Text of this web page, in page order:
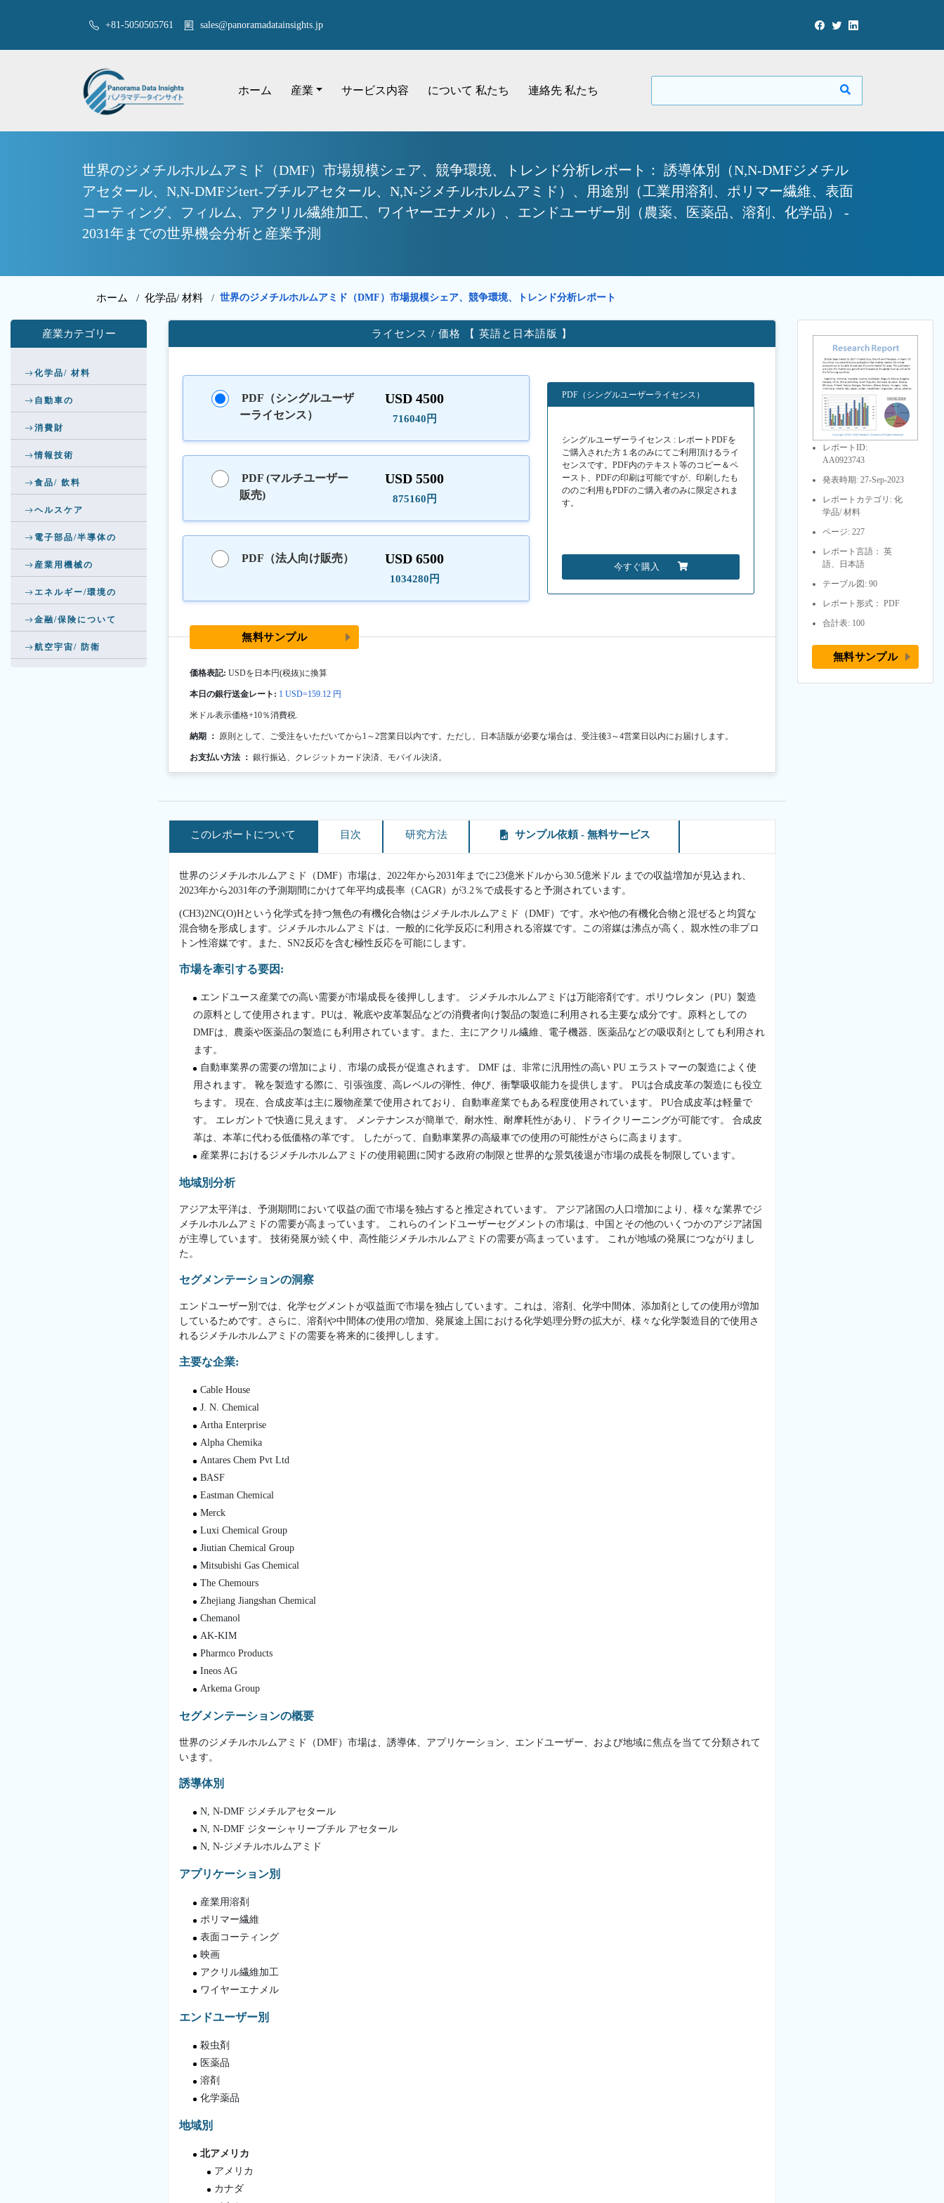
+81-5050505761 sales@panoramadatainsights.jp
ホーム 産業 サービス内容 について 私たち 連絡先 私たち
世界のジメチルホルムアミド（DMF）市場規模シェア、競争環境、トレンド分析レポート： 誘導体別（N,N-DMFジメチル
アセタール、N,N-DMFジtert-ブチルアセタール、N,N-ジメチルホルムアミド）、用途別（工業用溶剤、ポリマー繊維、表面
コーティング、フィルム、アクリル繊維加工、ワイヤーエナメル）、エンドユーザー別（農薬、医薬品、溶剤、化学品） -
2031年までの世界機会分析と産業予測
ホーム / 化学品/ 材料 / 世界のジメチルホルムアミド（DMF）市場規模シェア、競争環境、トレンド分析レポート
産業カテゴリー
化学品/ 材料
自動車の
消費財
情報技術
食品/ 飲料
ヘルスケア
電子部品/半導体の
産業用機械の
エネルギー/環境の
金融/保険について
航空宇宙/ 防衛
ライセンス / 価格 【 英語と日本語版 】
PDF（シングルユーザ
ーライセンス）
USD 4500
716040円
PDF (マルチユーザー
販売)
USD 5500
875160円
PDF（法人向け販売） USD 6500
1034280円
PDF（シングルユーザーライセンス）
シングルユーザーライセンス : レポートPDFを
ご購入された方１名のみにてご利用頂けるライ
センスです。PDF内のテキスト等のコピー＆ペ
ースト、PDFの印刷は可能ですが、印刷したも
ののご利用もPDFのご購入者のみに限定されま
す。
今すぐ購入
無料サンプル
価格表記: USDを日本円(税抜)に換算
本日の銀行送金レート: 1 USD=159.12 円
米ドル表示価格+10％消費税.
納期 ： 原則として、ご受注をいただいてから1～2営業日以内です。ただし、日本語版が必要な場合は、受注後3～4営業日以内にお届けします。
お支払い方法 ： 銀行振込、クレジットカード決済、モバイル決済。
このレポートについて 目次 研究方法 サンプル依頼 - 無料サービス
世界のジメチルホルムアミド（DMF）市場は、2022年から2031年までに23億米ドルから30.5億米ドル までの収益増加が見込まれ、
2023年から2031年の予測期間にかけて年平均成長率（CAGR）が3.2％で成長すると予測されています。
(CH3)2NC(O)Hという化学式を持つ無色の有機化合物はジメチルホルムアミド（DMF）です。水や他の有機化合物と混ぜると均質な
混合物を形成します。ジメチルホルムアミドは、一般的に化学反応に利用される溶媒です。この溶媒は沸点が高く、親水性の非プロ
トン性溶媒です。また、SN2反応を含む極性反応を可能にします。
市場を牽引する要因:
エンドユース産業での高い需要が市場成長を後押しします。 ジメチルホルムアミドは万能溶剤です。ポリウレタン（PU）製造
の原料として使用されます。PUは、靴底や皮革製品などの消費者向け製品の製造に利用される主要な成分です。原料としての
DMFは、農薬や医薬品の製造にも利用されています。また、主にアクリル繊維、電子機器、医薬品などの吸収剤としても利用され
ます。
自動車業界の需要の増加により、市場の成長が促進されます。 DMF は、非常に汎用性の高い PU エラストマーの製造によく使
用されます。 靴を製造する際に、引張強度、高レベルの弾性、伸び、衝撃吸収能力を提供します。 PUは合成皮革の製造にも役立
ちます。 現在、合成皮革は主に履物産業で使用されており、自動車産業でもある程度使用されています。 PU合成皮革は軽量で
す。 エレガントで快適に見えます。 メンテナンスが簡単で、耐水性、耐摩耗性があり、ドライクリーニングが可能です。 合成皮
革は、本革に代わる低価格の革です。 したがって、自動車業界の高級車での使用の可能性がさらに高まります。
産業界におけるジメチルホルムアミドの使用範囲に関する政府の制限と世界的な景気後退が市場の成長を制限しています。
地域別分析
アジア太平洋は、予測期間において収益の面で市場を独占すると推定されています。 アジア諸国の人口増加により、様々な業界でジ
メチルホルムアミドの需要が高まっています。 これらのインドユーザーセグメントの市場は、中国とその他のいくつかのアジア諸国
が主導しています。 技術発展が続く中、高性能ジメチルホルムアミドの需要が高まっています。 これが地域の発展につながりまし
た。
セグメンテーションの洞察
エンドユーザー別では、化学セグメントが収益面で市場を独占しています。これは、溶剤、化学中間体、添加剤としての使用が増加
しているためです。さらに、溶剤や中間体の使用の増加、発展途上国における化学処理分野の拡大が、様々な化学製造目的で使用さ
れるジメチルホルムアミドの需要を将来的に後押しします。
主要な企業:
Cable House
J. N. Chemical
Artha Enterprise
Alpha Chemika
Antares Chem Pvt Ltd
BASF
Eastman Chemical
Merck
Luxi Chemical Group
Jiutian Chemical Group
Mitsubishi Gas Chemical
The Chemours
Zhejiang Jiangshan Chemical
Chemanol
AK-KIM
Pharmco Products
Ineos AG
Arkema Group
セグメンテーションの概要
世界のジメチルホルムアミド（DMF）市場は、誘導体、アプリケーション、エンドユーザー、および地域に焦点を当てて分類されて
います。
誘導体別
N, N-DMF ジメチルアセタール
N, N-DMF ジターシャリーブチル アセタール
N, N-ジメチルホルムアミド
アプリケーション別
産業用溶剤
ポリマー繊維
表面コーティング
映画
アクリル繊維加工
ワイヤーエナメル
エンドユーザー別
殺虫剤
医薬品
溶剤
化学薬品
地域別
北アメリカ
アメリカ
カナダ
レポートID:
AA0923743
発表時期: 27-Sep-2023
レポートカテゴリ: 化
学品/ 材料
ページ: 227
レポート言語： 英
語、日本語
テーブル図: 90
レポート形式： PDF
合計表: 100
無料サンプル